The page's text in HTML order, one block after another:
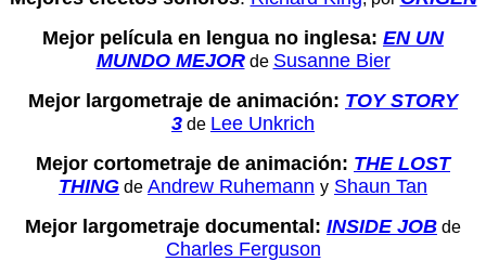
Mejor película en lengua no inglesa: EN UN
MUNDO MEJORde Susanne Bier
Mejor largometraje de animación: TOY STORY
3 de Lee Unkrich
Mejor cortometraje de animación: THE LOST
THING de Andrew Ruhemann y Shaun Tan
Mejor largometraje documental: INSIDE JOB de
Charles Ferguson